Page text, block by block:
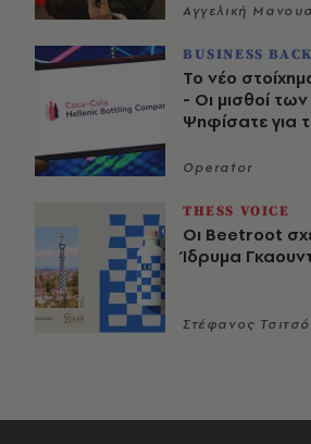
Αγγελική
BUSINESS
Το νέο
- Οι μισθοί
Ψηφίσατε για
Operator
THESS VOICE
Οι Beetroot
Ίδρυμα
Στέφανος